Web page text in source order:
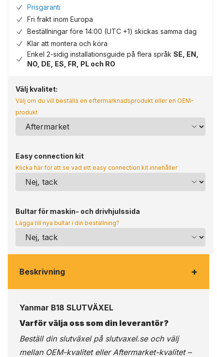
Prisgaranti
Fri frakt inom Europa
Beställningar före 14:00 (UTC +1) skickas samma dag
Klar att montera och köra
Enkel 2-sidig installationsguide på flera språk SE, EN,
NO, DE, ES, FR, PL och RO
Välj kvalitet:
Välj om du vill beställa en eftermarknadsprodukt eller en OEM-
produkt
Easy connection kit
Klicka här för att se vad ett easy connection kit innehåller
Bultar för maskin- och drivhjulssida
Lägga till nya bultar i din beställning?
Beskrivning +
Yanmar B18 SLUTVÄXEL
Varför välja oss som din leverantör?
Beställ din slutväxel på slutvaxel.seoch välj
mellan OEM-kvalitet eller Aftermarket-kvalitet –